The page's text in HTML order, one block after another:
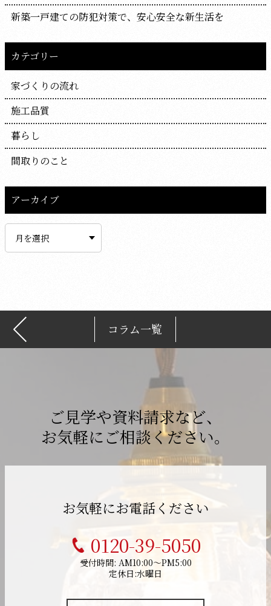
新築一戸建ての防犯対策で、安心安全な新生活を
カテゴリー
家づくりの流れ
施工品質
暮らし
間取りのこと
アーカイブ
イ
コラム一覧
ご見学や資料請求など、
お気軽にご相談ください。
お気軽にお電話ください
0120-39-5050
受付時間: AM10:00～PM5:00
定休日:水曜日